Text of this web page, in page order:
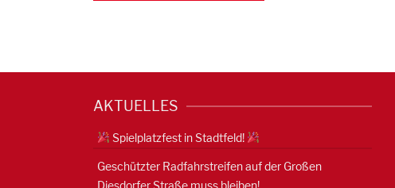
AKTUELLES
Spielplatzfest in Stadtfeld!
Geschützter Radfahrstreifen auf der Großen
Diesdorfer Straße muss bleiben!